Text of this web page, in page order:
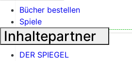
1015,00
Bücher bestellen
Spiele
Inhaltepartner
DER SPIEGEL